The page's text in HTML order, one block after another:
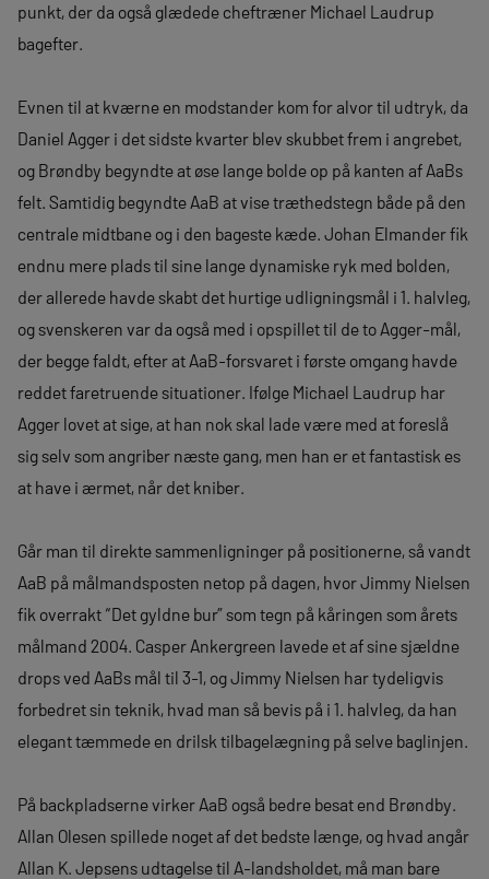
punkt, der da også glædede cheftræner Michael Laudrup
bagefter.
Evnen til at kværne en modstander kom for alvor til udtryk, da
Daniel Agger i det sidste kvarter blev skubbet frem i angrebet,
og Brøndby begyndte at øse lange bolde op på kanten af AaBs
felt. Samtidig begyndte AaB at vise træthedstegn både på den
centrale midtbane og i den bageste kæde. Johan Elmander fik
endnu mere plads til sine lange dynamiske ryk med bolden,
der allerede havde skabt det hurtige udligningsmål i 1. halvleg,
og svenskeren var da også med i opspillet til de to Agger-mål,
der begge faldt, efter at AaB-forsvaret i første omgang havde
reddet faretruende situationer. Ifølge Michael Laudrup har
Agger lovet at sige, at han nok skal lade være med at foreslå
sig selv som angriber næste gang, men han er et fantastisk es
at have i ærmet, når det kniber.
Går man til direkte sammenligninger på positionerne, så vandt
AaB på målmandsposten netop på dagen, hvor Jimmy Nielsen
fik overrakt “Det gyldne bur” som tegn på kåringen som årets
målmand 2004. Casper Ankergreen lavede et af sine sjældne
drops ved AaBs mål til 3-1, og Jimmy Nielsen har tydeligvis
forbedret sin teknik, hvad man så bevis på i 1. halvleg, da han
elegant tæmmede en drilsk tilbagelægning på selve baglinjen.
På backpladserne virker AaB også bedre besat end Brøndby.
Allan Olesen spillede noget af det bedste længe, og hvad angår
Allan K. Jepsens udtagelse til A-landsholdet, må man bare